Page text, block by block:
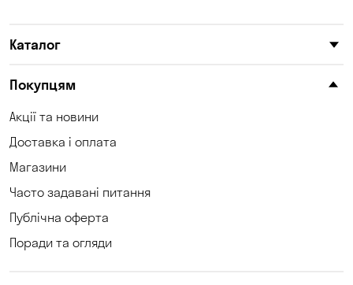
Каталог
Покупцям
Акції та новини
Доставка і оплата
Магазини
Часто задавані питання
Публічна оферта
Поради та огляди